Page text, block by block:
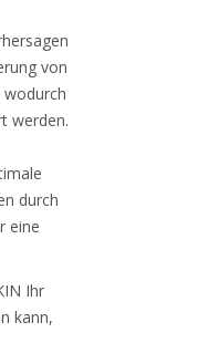
von
werden.
durch
eine
Ihr
kann,